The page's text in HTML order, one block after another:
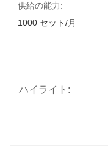
供給の能力:
1000 セット/月
ハイライト: